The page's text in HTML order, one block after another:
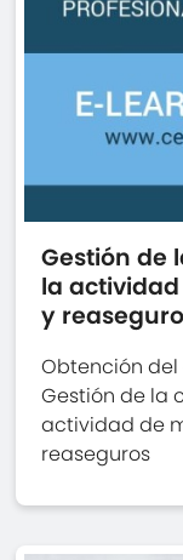
Gestión de
la
y
Obtención
Gestión de la
actividad de
reaseguros